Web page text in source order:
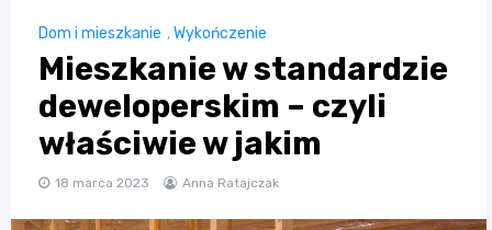
Dom i mieszkanie ,Wykończenie
Mieszkanie w standardzie
deweloperskim – czyli
właściwie w jakim
18 marca 2023 Anna Ratajczak